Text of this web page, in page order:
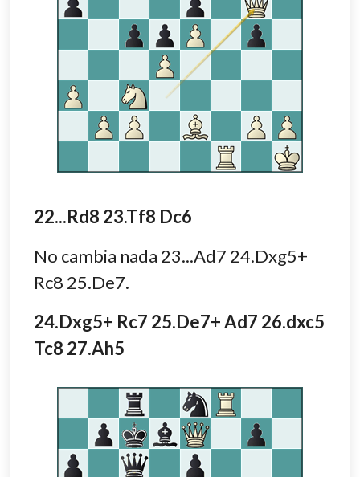
22...Rd8 23.Tf8 Dc6
No cambia nada 23...Ad7 24.Dxg5+
Rc8 25.De7.
24.Dxg5+ Rc7 25.De7+ Ad7 26.dxc5
Tc8 27.Ah5